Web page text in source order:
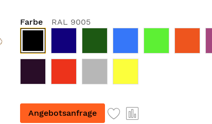
Farbe RAL 9005
Angebotsanfrage